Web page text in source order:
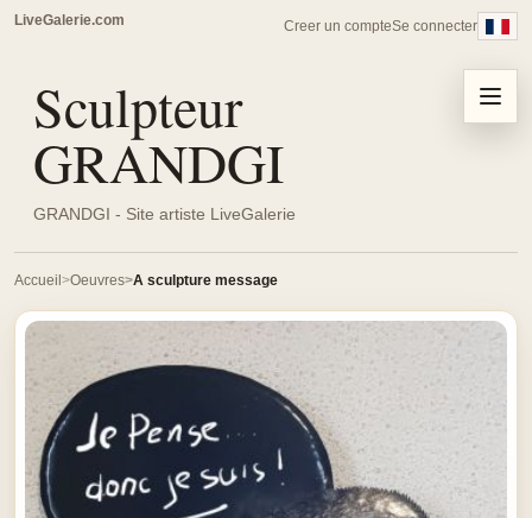
LiveGalerie.com Creer un compteSe connecter
Sculpteur
GRANDGI
GRANDGI - Site artiste LiveGalerie
Menu
Accueil Oeuvres A sculpture message